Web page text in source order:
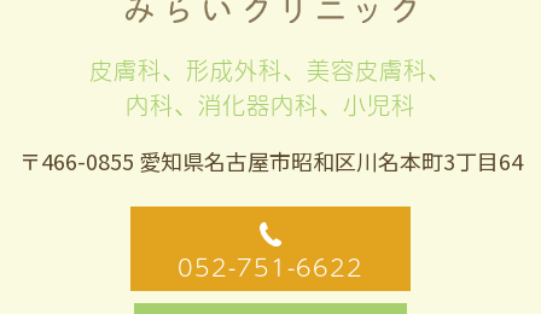
皮膚科、形成外科、美容皮膚科、
内科、消化器内科、小児科
〒466-0855 愛知県名古屋市昭和区川名本町3丁目64
052-751-6622